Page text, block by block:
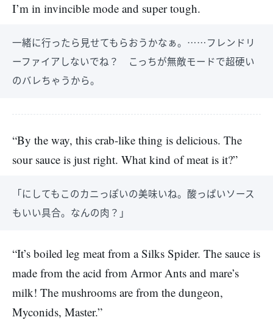
I’m in invincible mode and super tough.
一緒に行ったら見せてもらおうかなぁ。……フレンドリ
ーファイアしないでね？ こっちが無敵モードで超硬い
のバレちゃうから。
“By the way, this crab-like thing is delicious. The
sour sauce is just right. What kind of meat is it?”
「にしてもこのカニっぽいの美味いね。酸っぱいソース
もいい具合。なんの肉？」
“It’s boiled leg meat from a Silks Spider. The sauce is
made from the acid from Armor Ants and mare’s
milk! The mushrooms are from the dungeon,
Myconids, Master.”